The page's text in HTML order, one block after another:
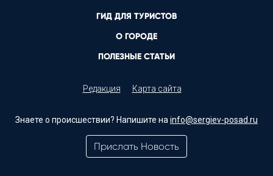
ГИД ДЛЯ ТУРИСТОВ
О ГОРОДЕ
ПОЛЕЗНЫЕ СТАТЬИ
Редакция Карта сайта
Знаете о происшествии? Напишите на info@sergiev-posad.ru
Прислать Новость